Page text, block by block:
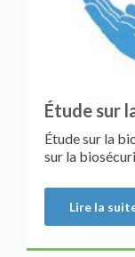
Étude sur
Étude sur la
sur la
Lire la